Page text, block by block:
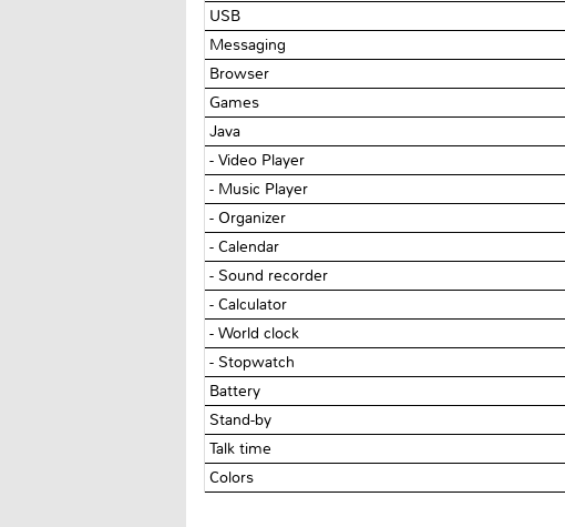
USB
Messaging
Browser
Games
Java
- Video Player
- Music Player
- Organizer
- Calendar
- Sound recorder
- Calculator
- World clock
- Stopwatch
Battery
Stand-by
Talk time
Colors